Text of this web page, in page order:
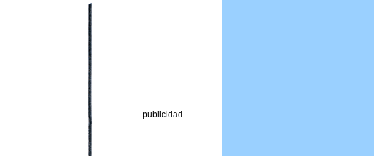
publicidad